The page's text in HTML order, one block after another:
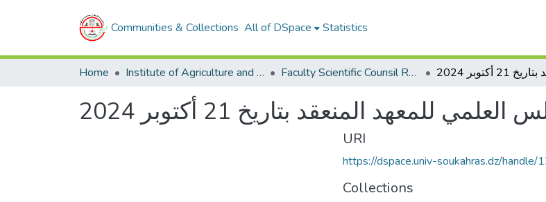
Communities & Collections All of DSpace Statistics
Home Institute of Agriculture and Veterinary Sciences Faculty Scientific Counsil Reports - محاضر المجلس العلمي للكلية
للمعهد المنعقد بتاريخ 21 أكتوبر 2024
URI
https://dspace.univ-soukahras.dz/
Collections